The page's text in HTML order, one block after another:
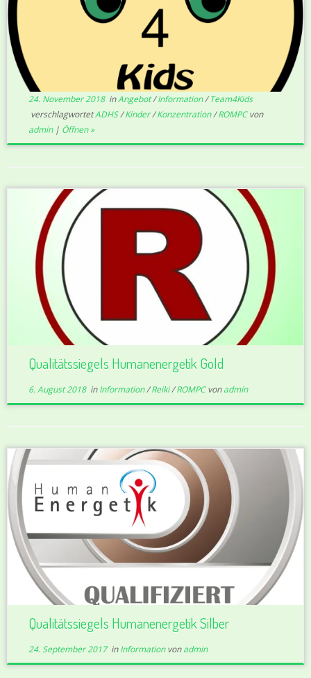
24. November 2018inAngebot/Information/Team4Kids
verschlagwortetADHS/Kinder/Konzentration/ROMPCvon
admin| Öffnen »
Qualitätssiegels Humanenergetik Gold
6. August 2018inInformation/Reiki/ROMPCvonadmin
Qualitätssiegels Humanenergetik Silber
24. September 2017inInformationvonadmin